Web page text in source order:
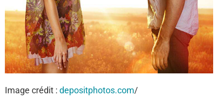
Image crédit : depositphotos.com/